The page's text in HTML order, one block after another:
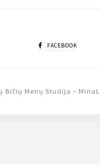
FACEBOOK
Bičių Menų Studija –